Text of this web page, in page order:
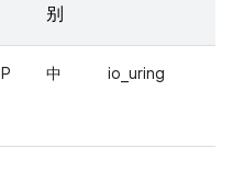
别
中 io_uring